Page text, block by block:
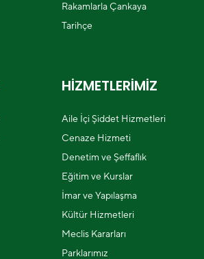
Rakamlarla Çankaya
Tarihçe
HİZMETLERİMİZ
Aile İçi Şiddet Hizmetleri
Cenaze Hizmeti
Denetim ve Şeffaflık
Eğitim ve Kurslar
İmar ve Yapılaşma
Kültür Hizmetleri
Meclis Kararları
Parklarımız